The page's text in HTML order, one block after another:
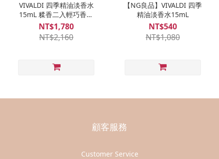
VIVALDI 四季精油淡香水
15mL 糅香二入輕巧香氛
禮盒
NT$1,780
NT$2,160
【NG良品】VIVALDI 四季
精油淡香水15mL
NT$540
NT$1,080
顧客服務
Customer Service